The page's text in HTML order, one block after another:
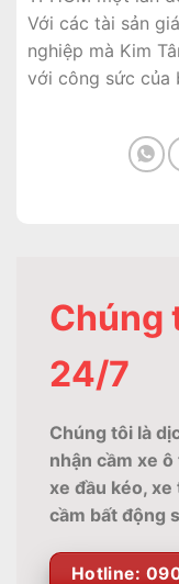
Với các tài sản
nghiệp mà Kim
với công sức của
Chúng
24/7
Chúng tôi là
nhận cầm xe
xe đầu kéo, xe
cầm bất động
Hotline: